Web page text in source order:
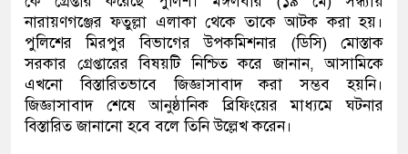
নারায়ণগঞ্জের ফতুল্লা এলাকা থেকে তাকে আটক করা হয়।
পুলিশের মিরপুর বিভাগের উপকমিশনার (ডিসি) মোস্তাক
সরকার গ্রেপ্তারের বিষয়টি নিশ্চিত করে জানান, আসামিকে
এখনো বিস্তারিতভাবে জিজ্ঞাসাবাদ করা সম্ভব হয়নি।
জিজ্ঞাসাবাদ শেষে আনুষ্ঠানিক ব্রিফিংয়ের মাধ্যমে ঘটনার
বিস্তারিত জানানো হবে বলে তিনি উল্লেখ করেন।